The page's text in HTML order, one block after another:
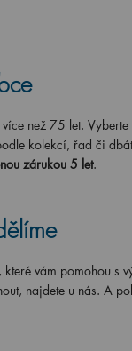
než 75 let.
kolekcí, řad či
zárukou 5 let.
vám pomohou s
najdete u nás. A